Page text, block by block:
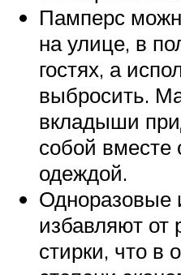
Памперс
на улице, в
гостях, а
выбросить.
вкладыши
собой вместе
одеждой.
Одноразовые
избавляют от
стирки, что в